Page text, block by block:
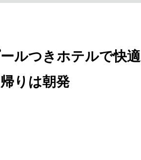
ルつきホテルで快適
りは朝発